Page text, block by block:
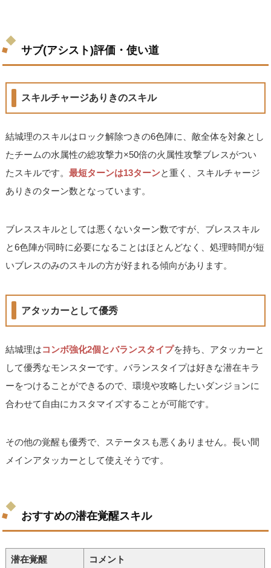
サブ(アシスト)評価・使い道
スキルチャージありきのスキル
結城理のスキルはロック解除つきの6色陣に、敵全体を対象とし
たチームの水属性の総攻撃力×50倍の火属性攻撃ブレスがつい
たスキルです。最短ターンは13ターンと重く、スキルチャージ
ありきのターン数となっています。
ブレススキルとしては悪くないターン数ですが、ブレススキル
と6色陣が同時に必要になることはほとんどなく、処理時間が短
いブレスのみのスキルの方が好まれる傾向があります。
アタッカーとして優秀
結城理はコンボ強化2個とバランスタイプを持ち、アタッカーと
して優秀なモンスターです。バランスタイプは好きな潜在キラ
ーをつけることができるので、環境や攻略したいダンジョンに
合わせて自由にカスタマイズすることが可能です。
その他の覚醒も優秀で、ステータスも悪くありません。長い間
メインアタッカーとして使えそうです。
おすすめの潜在覚醒スキル
潜在覚醒 コメント